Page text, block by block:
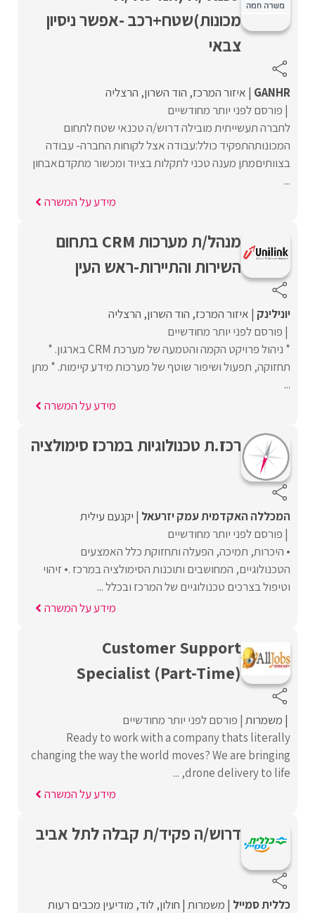
מכונות)שטח+רכב -אפשר ניסיון
צבאי
GANHR איזור המרכז הוד השרון הרצליה
פורסם לפני יותר מחודשיים
לחברה תעשייתית מובילה דרוש/ה טכנאי שטח לתחום
המכונותהתפקיד כולל:עבודה אצל לקוחות החברה- עבודה
בצוותיםמתן מענה טכני לתקלות בציוד ומכשור מתקדםאבחון
...
מידע על המשרה
מנהל/ת מערכות CRM בתחום
השירות והתיירות-ראש העין
יונילינק איזור המרכז הוד השרון הרצליה
פורסם לפני יותר מחודשיים
* ניהול פרויקט הקמה והטמעה של מערכת CRM בארגון. *
תחזוקה, תפעול ושיפור שוטף של מערכות מידע קיימות. * מתן
...
מידע על המשרה
רכז.ת טכנולוגיות במרכז סימולציה
המכללה האקדמית עמק יזרעאל יקנעם עילית
פורסם לפני יותר מחודשיים
• היכרות, תמיכה, הפעלה ותחזוקת כלל האמצעים
הטכנולוגיים, המחושבים ותוכנות הסימולציה במרכז .• זיהוי
וטיפול בצרכים טכנולוגיים של המרכז ובכלל ...
מידע על המשרה
Customer Support
Specialist (Part-Time)
משמרות פורסם לפני יותר מחודשיים
Ready to work with a company thats literally
changing the way the world moves? We are bringing
drone delivery to life, ...
מידע על המשרה
דרוש/ה פקיד/ת קבלה לתל אביב
כללית סמייל משמרות חולון לוד מודיעין מכבים רעות